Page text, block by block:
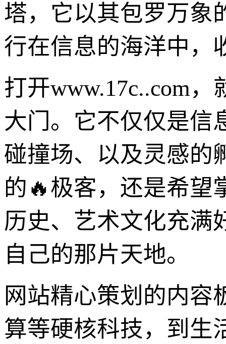
塔，它以其包罗万象
行在信息的海洋中，
打开www.17c..com
大门。它不仅仅是信
碰撞场、以及灵感的
的🔥极客，还是希望
历史、艺术文化充满
自己的那片天地。
网站精心策划的内容
算等硬核科技，到生